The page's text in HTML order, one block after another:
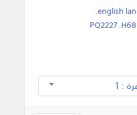
english
.
PQ2227
: 1